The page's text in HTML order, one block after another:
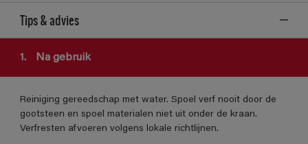
Tips & advies
1. Na gebruik
Reiniging gereedschap met water. Spoel verf nooit door de
gootsteen en spoel materialen niet uit onder de kraan.
Verfresten afvoeren volgens lokale richtlijnen.